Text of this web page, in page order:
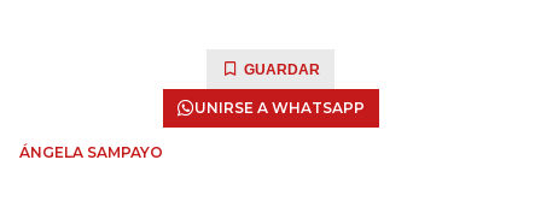
GUARDAR
UNIRSE A WHATSAPP
ÁNGELA SAMPAYO